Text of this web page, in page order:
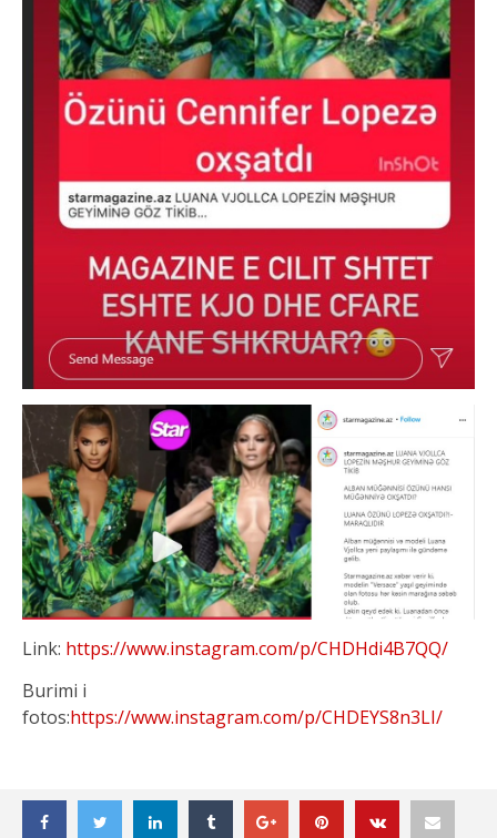
Link: https://www.instagram.com/p/CHDHdi4B7QQ/
Burimi i
fotos:https://www.instagram.com/p/CHDEYS8n3LI/